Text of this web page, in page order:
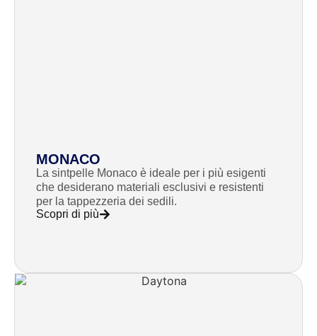
MONACO
La sintpelle Monaco è ideale per i più esigenti
che desiderano materiali esclusivi e resistenti
per la tappezzeria dei sedili.
Scopri di più